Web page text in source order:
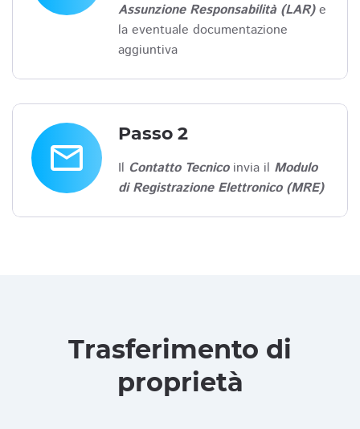
Assunzione Responsabilità (LAR)e
la eventuale documentazione
aggiuntiva
email
Passo 2
Il Contatto Tecnicoinvia il Modulo
di Registrazione Elettronico (MRE)
Trasferimento di
proprietà